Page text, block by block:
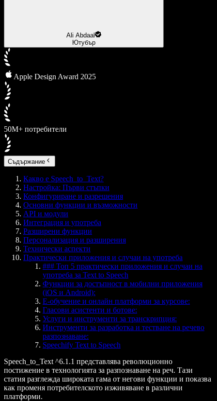
Ali Abdaal
Ютубър
Apple Design Award 2025
50M+ потребители
Съдържание
Какво е Speech_to_Text?
Настройка: Първи стъпки
Конфигуриране и разрешения
Основни функции и възможности
API и модули
Интеграция и употреба
Разширени функции
Персонализация и разширения
Технически аспекти
Практически приложения и случаи на употреба
### Топ 5 практически приложения и случаи на
употреба за Text to Speech
Функции за достъпност в мобилни приложения
(iOS и Android):
E-обучение и онлайн платформи за курсове:
Гласови асистенти и ботове:
Услуги и инструменти за транскрипция:
Инструменти за разработка и тестване на речево
разпознаване:
Speechify Text to Speech
Speech_to_Text ^6.1.1 представлява революционно
постижение в технологията за разпознаване на реч. Тази
статия разглежда широката гама от негови функции и показва
как променя потребителското изживяване в различни
платформи.